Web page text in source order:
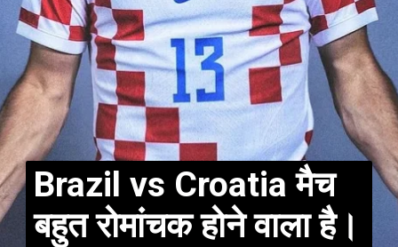
Brazil vs Croatia मैच
बहुत रोमांचक होने वाला है।